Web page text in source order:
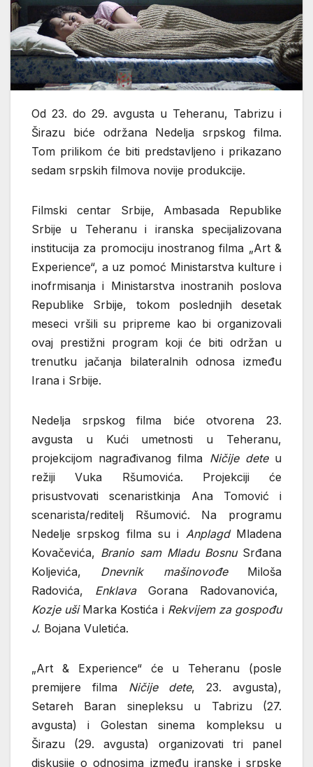
Od 23. do 29. avgusta u Teheranu, Tabrizu i
Širazu biće održana Nedelja srpskog filma.
Tom prilikom će biti predstavljeno i prikazano
sedam srpskih filmova novije produkcije.
Filmski centar Srbije, Ambasada Republike
Srbije u Teheranu i iranska specijalizovana
institucija za promociju inostranog filma „Art &
Experience“, a uz pomoć Ministarstva kulture i
inofrmisanja i Ministarstva inostranih poslova
Republike Srbije, tokom poslednjih desetak
meseci vršili su pripreme kao bi organizovali
ovaj prestižni program koji će biti održan u
trenutku jačanja bilateralnih odnosa između
Irana i Srbije.
Nedelja srpskog filma biće otvorena 23.
avgusta u Kući umetnosti u Teheranu,
projekcijom nagrađivanog filma Ničije deteu
režiji Vuka Ršumovića. Projekciji će
prisustvovati scenaristkinja Ana Tomović i
scenarista/reditelj Ršumović. Na programu
Nedelje srpskog filma su i AnplagdMladena
Kovačevića, Branio sam Mladu BosnuSrđana
Koljevića, Dnevnik mašinovođeMiloša
Radovića, EnklavaGorana Radovanovića,
Kozje ušiMarka Kostića i Rekvijem za gospođu
J. Bojana Vuletića.
„Art & Experience“ će u Teheranu (posle
premijere filma Ničije dete, 23. avgusta),
Setareh Baran sinepleksu u Tabrizu (27.
avgusta) i Golestan sinema kompleksu u
Širazu (29. avgusta) organizovati tri panel
diskusije o odnosima između iranske i srpske